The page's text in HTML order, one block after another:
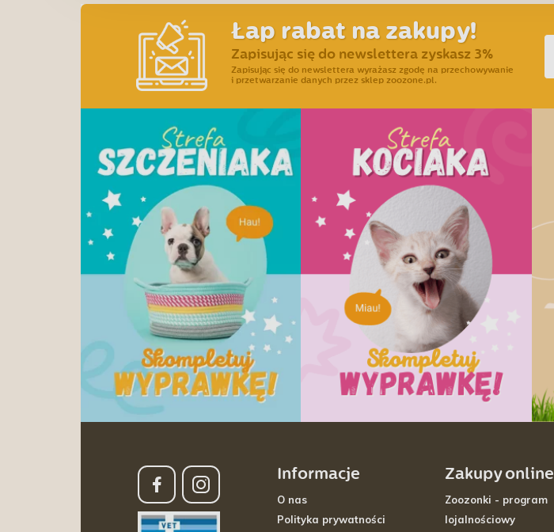
Łap rabat na zakupy!
Zapisując się do newslettera zyskasz 3%
Zapisując się do newslettera wyrażasz zgodę na przechowywanie
i przetwarzanie danych przez sklep zoozone.pl.
Informacje
O nas
Polityka prywatności
Zakupy online
Zoozonki - program
lojalnościowy